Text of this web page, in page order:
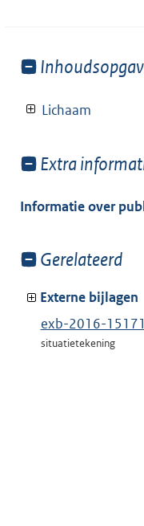
Toon
van:
Lichaam
Toon
van:
Extra
Informatie over
Toon
van:
Gerelateerd
Externe bijlagen
exb-2016-15171
situatietekening